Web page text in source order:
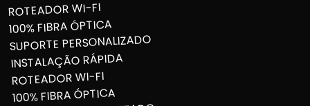
ROTEADOR WI-FI
100% FIBRA ÓPTICA
SUPORTE PERSONALIZADO
INSTALAÇÃO RÁPIDA
ROTEADOR WI-FI
100% FIBRA ÓPTICA